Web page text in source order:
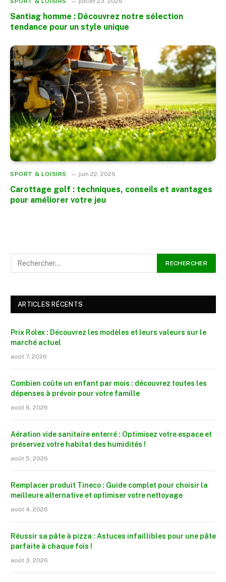
Santiag homme : Découvrez notre sélection
tendance pour un style unique
SPORT & LOISIRS juin 22, 2026
Carottage golf : techniques, conseils et avantages
pour améliorer votre jeu
ARTICLES RÉCENTS
Prix Rolex : Découvrez les modèles et leurs valeurs sur le
marché actuel
août 7, 2026
Combien coûte un enfant par mois : découvrez toutes les
dépenses à prévoir pour votre famille
août 6, 2026
Aération vide sanitaire enterré : Optimisez votre espace et
préservez votre habitat des humidités !
août 5, 2026
Remplacer produit Tineco : Guide complet pour choisir la
meilleure alternative et optimiser votre nettoyage
août 4, 2026
Réussir sa pâte à pizza : Astuces infaillibles pour une pâte
parfaite à chaque fois !
août 3, 2026